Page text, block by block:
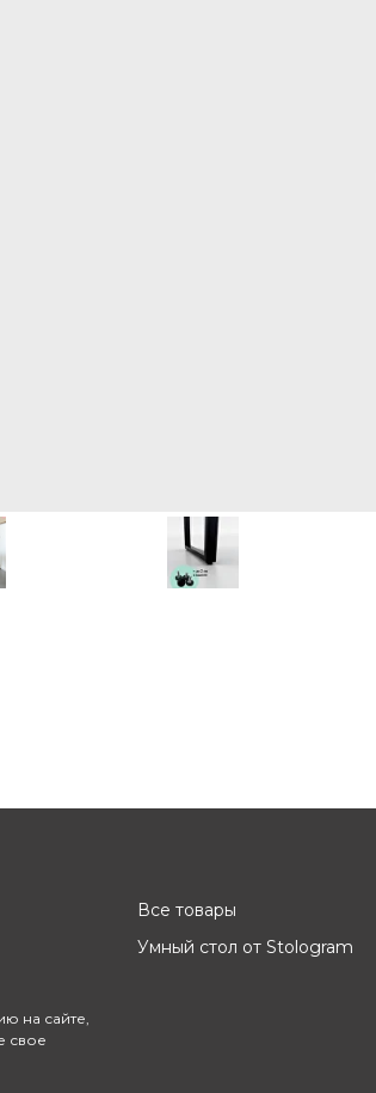
на сайте,
свое
Все товары
Умный стол от Stologram